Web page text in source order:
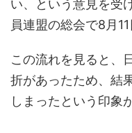
い、という意見を受
員連盟の総会で8月
この流れを見ると、
折があったため、結
しまったという印象